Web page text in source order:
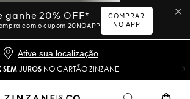
Ative sua localização
SEM JUROS NO CARTÃO ZINZANE